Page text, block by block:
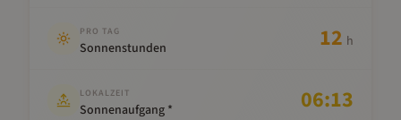
PRO TAG
Sonnenstunden 12 h
LOKALZEIT
Sonnenaufgang * 06:13